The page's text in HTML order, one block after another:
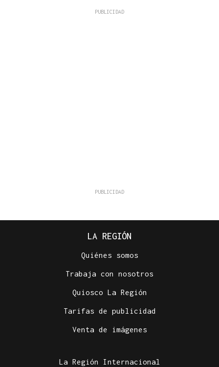
LA REGIÓN
Quiénes somos
Trabaja con nosotros
Quiosco La Región
Tarifas de publicidad
Venta de imágenes
La Región Internacional